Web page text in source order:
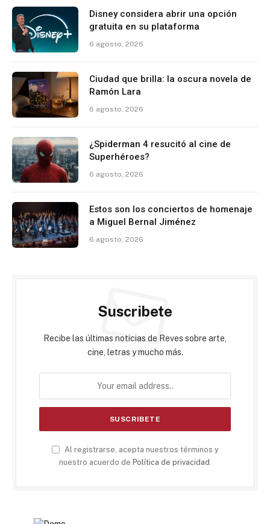
Disney considera abrir una opción
gratuita en su plataforma
6 agosto, 2026
Ciudad que brilla: la oscura novela de
Ramón Lara
6 agosto, 2026
¿Spiderman 4 resucitó al cine de
Superhéroes?
6 agosto, 2026
Estos son los conciertos de homenaje
a Miguel Bernal Jiménez
6 agosto, 2026
Suscribete
Recibe las últimas noticias de Reves sobre arte,
cine, letras y mucho más.
Al registrarse, acepta nuestros términos y
nuestro acuerdo de Política de privacidad .